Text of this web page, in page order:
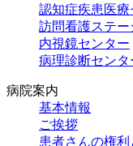
認知症疾患 医
訪問看護ステ
内視鏡センター
病理診断センタ
病院案内
基本情報
ご挨拶
患者さんの権利